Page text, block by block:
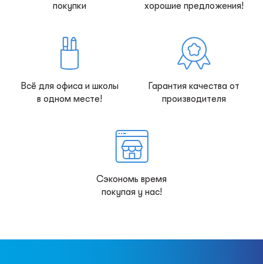
покупки
хорошие предложения!
Всё для офиса и школы
в одном месте!
Гарантия качества от
производителя
Сэкономь время
покупая у нас!